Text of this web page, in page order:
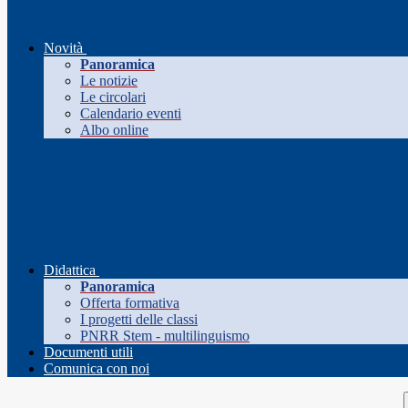
Novità
Panoramica
Le notizie
Le circolari
Calendario eventi
Albo online
Didattica
Panoramica
Offerta formativa
I progetti delle classi
PNRR Stem - multilinguismo
Documenti utili
Comunica con noi